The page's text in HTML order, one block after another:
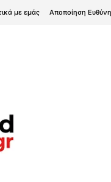
με εμάς Αποποίηση